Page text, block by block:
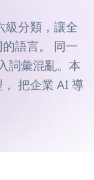
級分類，讓全
語言。 同一
詞彙混亂。本
把企業 AI 導